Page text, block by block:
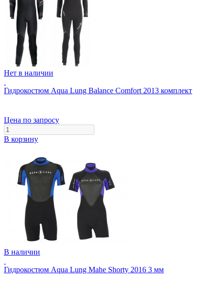
Нет в наличии
Гидрокостюм Aqua Lung Balance Comfort 2013 комплект
Цена по запросу
В корзину
В наличии
Гидрокостюм Aqua Lung Mahe Shorty 2016 3 мм